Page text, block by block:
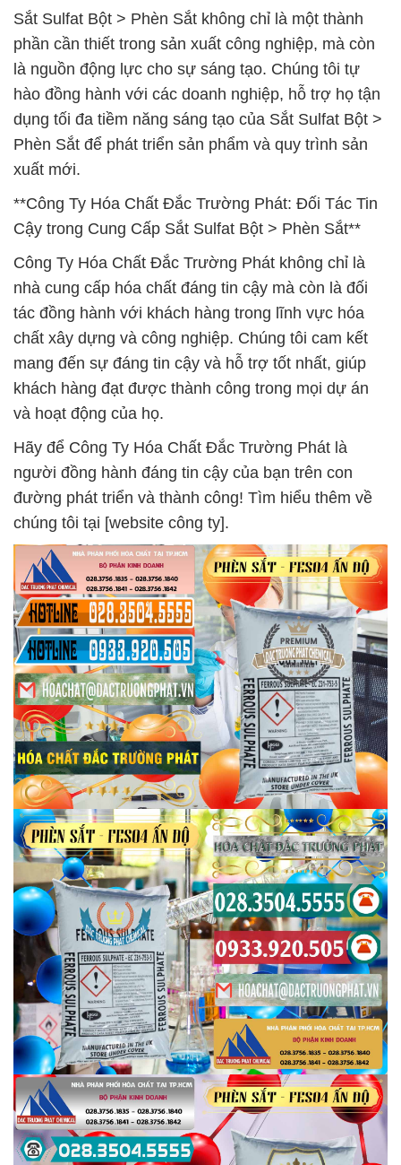
Sắt Sulfat Bột > Phèn Sắt không chỉ là một thành
phần cần thiết trong sản xuất công nghiệp, mà còn
là nguồn động lực cho sự sáng tạo. Chúng tôi tự
hào đồng hành với các doanh nghiệp, hỗ trợ họ tận
dụng tối đa tiềm năng sáng tạo của Sắt Sulfat Bột >
Phèn Sắt để phát triển sản phẩm và quy trình sản
xuất mới.
**Công Ty Hóa Chất Đắc Trường Phát: Đối Tác Tin
Cậy trong Cung Cấp Sắt Sulfat Bột > Phèn Sắt**
Công Ty Hóa Chất Đắc Trường Phát không chỉ là
nhà cung cấp hóa chất đáng tin cậy mà còn là đối
tác đồng hành với khách hàng trong lĩnh vực hóa
chất xây dựng và công nghiệp. Chúng tôi cam kết
mang đến sự đáng tin cậy và hỗ trợ tốt nhất, giúp
khách hàng đạt được thành công trong mọi dự án
và hoạt động của họ.
Hãy để Công Ty Hóa Chất Đắc Trường Phát là
người đồng hành đáng tin cậy của bạn trên con
đường phát triển và thành công! Tìm hiểu thêm về
chúng tôi tại [website công ty].